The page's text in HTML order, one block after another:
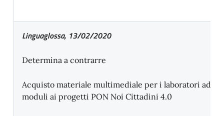
Linguaglossa, 13/02/2020
Determina a contrarre
Acquisto materiale multimediale per i laboratori
moduli ai progetti PON Noi Cittadini 4.0